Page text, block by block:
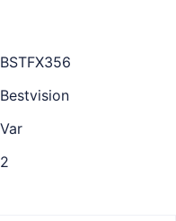
BSTFX356
Bestvision
Var
2